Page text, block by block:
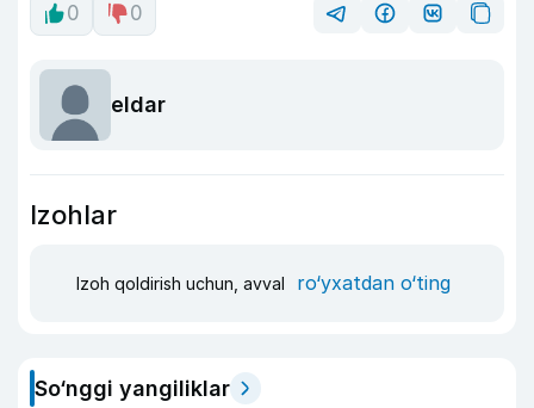
0 0
eldar
Izohlar
Izoh qoldirish uchun, avval ro‘yxatdan o‘ting
So‘nggi yangiliklar